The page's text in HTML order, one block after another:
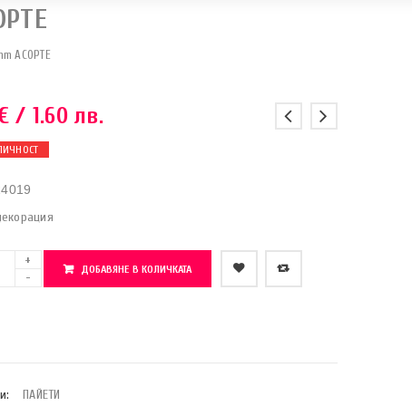
АСОРТЕ
/ 1.60 лв.
ДОБАВЯНЕ В КОЛИЧКАТА
ПАЙЕТИ